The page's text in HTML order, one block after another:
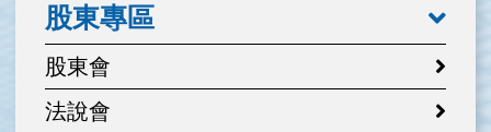
股東專區
股東會
法說會